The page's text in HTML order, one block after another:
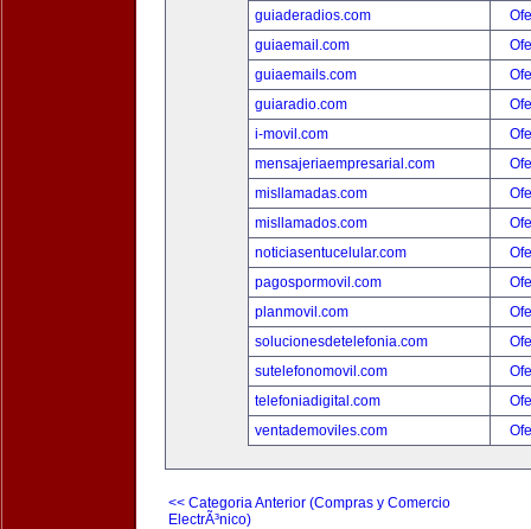
guiaderadios.com
guiaemail.com
guiaemails.com
guiaradio.com
i-movil.com
mensajeriaempresarial.com
misllamadas.com
misllamados.com
noticiasentucelular.com
pagospormovil.com
planmovil.com
solucionesdetelefonia.com
sutelefonomovil.com
telefoniadigital.com
ventademoviles.com
<< Categoria Anterior (Compras y Comercio
ElectrÃ³nico)